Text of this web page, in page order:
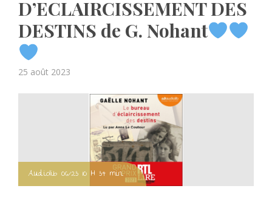
D’ECLAIRCISSEMENT DES
DESTINS de G. Nohant
Posted
25 août 2023
Audiolib 06/23 10 H 34 min